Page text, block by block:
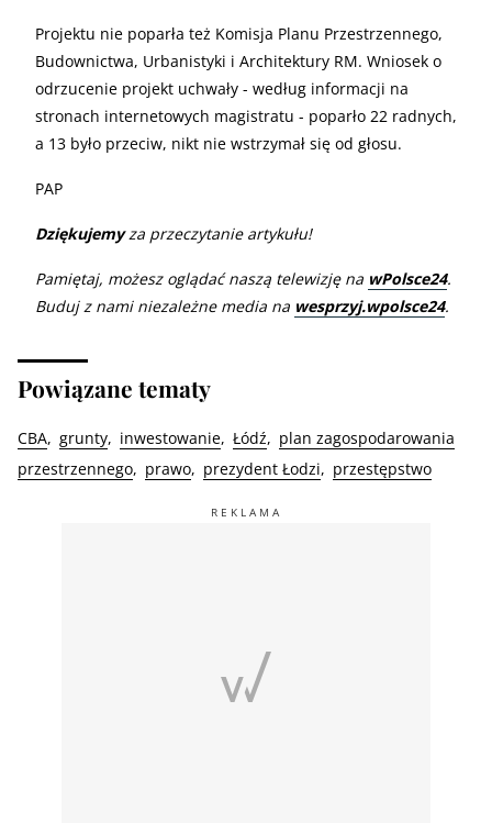
Projektu nie poparła też Komisja Planu Przestrzennego,
Budownictwa, Urbanistyki i Architektury RM. Wniosek o
odrzucenie projekt uchwały - według informacji na
stronach internetowych magistratu - poparło 22 radnych,
a 13 było przeciw, nikt nie wstrzymał się od głosu.
PAP
Dziękujemyza przeczytanie artykułu!
Pamiętaj, możesz oglądać naszą telewizję na wPolsce24.
Buduj z nami niezależne media na wesprzyj.wpolsce24.
Powiązane tematy
CBA grunty inwestowanie Łódź
plan zagospodarowania
przestrzennego
prawo prezydent Łodzi przestępstwo